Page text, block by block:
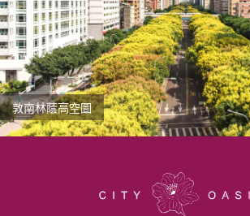
敦南林蔭高空圖